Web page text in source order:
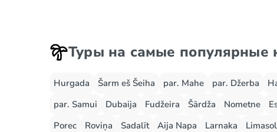
Туры на самые популярные
Hurgada Šarm eš Šeiha par. Mahe par. Džerba
par. Samui
Dubaija Fudžeira Šārdža Nometne
Porec
Roviņa Sadalīt Aija Napa Larnaka